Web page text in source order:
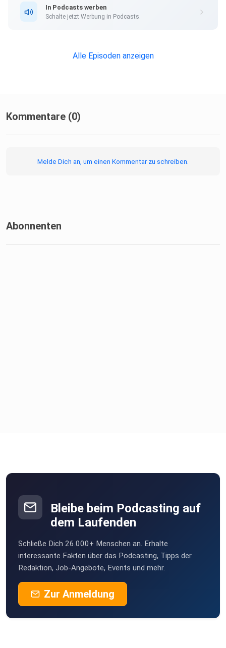
In Podcasts werben
Schalte jetzt Werbung in Podcasts.
Alle Episoden anzeigen
Kommentare (0)
Melde Dich an, um einen Kommentar zu schreiben.
Abonnenten
Bleibe beim Podcasting auf
dem Laufenden
Schließe Dich 26.000+ Menschen an. Erhalte
interessante Fakten über das Podcasting, Tipps der
Redaktion, Job-Angebote, Events und mehr.
Zur Anmeldung